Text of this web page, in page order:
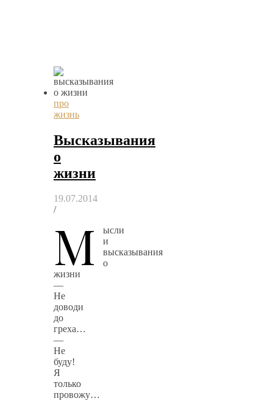
про
жизнь
Высказывания
о
жизни
19.07.2014
/
М
ысли
и
высказывания
о
жизни
—
Не
доводи
до
греха…
—
Не
буду!
Я
только
провожу…